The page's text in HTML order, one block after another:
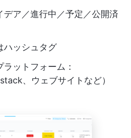
デア／進行中／予定／公開済
ハッシュタグ
ットフォーム：
、ウェブサイトなど）